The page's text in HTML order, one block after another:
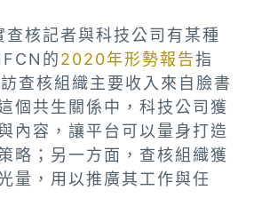
核記者與科技公司有某種
的2020年形勢報告指
查核組織主要收入來自臉書
個共生關係中，科技公司獲
內容，讓平台可以量身打造
略；另一方面，查核組織獲
量，用以推廣其工作與任